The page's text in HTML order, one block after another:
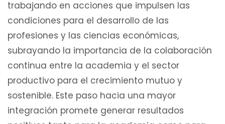
trabajando en acciones que impulsen las
condiciones para el desarrollo de las
profesiones y las ciencias económicas,
subrayando la importancia de la colaboración
continua entre la academia y el sector
productivo para el crecimiento mutuo y
sostenible. Este paso hacia una mayor
integración promete generar resultados